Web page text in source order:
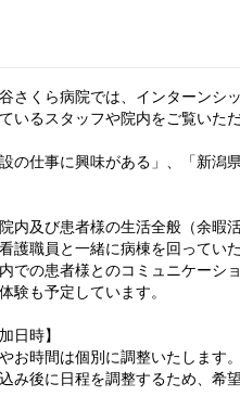
さくら病院では、インターンシ
いるスタッフや院内をご覧いた
設の仕事に興味がある」、「新潟
院内及び患者様の生活全般（余暇
護職員と一緒に病棟を回ってい
での患者様とのコミュニケーシ
験も予定しています。
日時】
お時間は個別に調整いたします。
み後に日程を調整するため、希